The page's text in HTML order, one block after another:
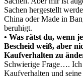
Sachen hergestellt
China oder Made in
beruhigt.
• Was rätst du, wenn
Bescheid weiß, aber
Kaufverhalten zu
Schwierige Frage…. Ich
Kaufverhalten und